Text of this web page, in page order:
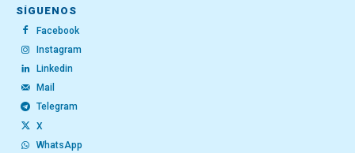
SÍGUENOS
Facebook
Instagram
Linkedin
Mail
Telegram
X
WhatsApp